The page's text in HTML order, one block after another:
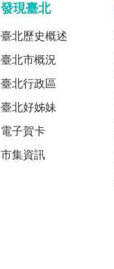
發現臺北
臺北歷史概述
臺北市概況
臺北行政區
臺北好姊妹
電子賀卡
市集資訊